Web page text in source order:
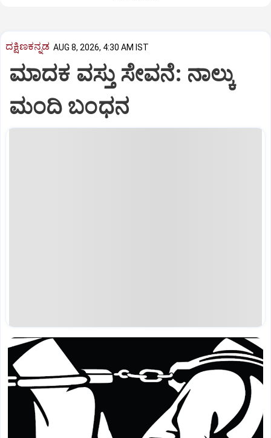
ದಕ್ಷಿಣಕನ್ನಡ AUG 8, 2026, 4:30 AM IST
ಮಾದಕ ವಸ್ತು ಸೇವನೆ: ನಾಲ್ಕು
ಮಂದಿ ಬಂಧನ